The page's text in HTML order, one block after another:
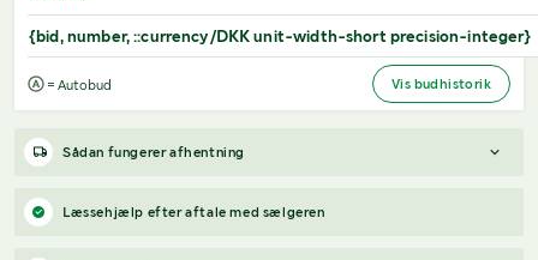
{bid, number, ::currency/DKK unit-width-short precision-integer}
= Autobud Vis budhistorik
Sådan fungerer afhentning
Varen forbliver hos sælgeren, indtil køberen har betalt for
varen. Når betalingen er modtaget, får køberen adgang til
sælgers kontaktoplysninger og kan aftale afhentning (inden for
Læssehjælp efter aftale med sælgeren